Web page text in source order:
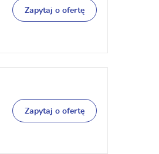
Zapytaj o ofertę
Zapytaj o ofertę